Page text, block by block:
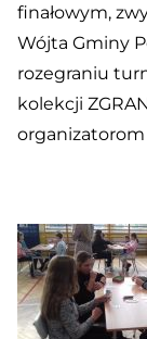
finałowym,
Wójta Gminy
rozegraniu
kolekcji
organizatorom